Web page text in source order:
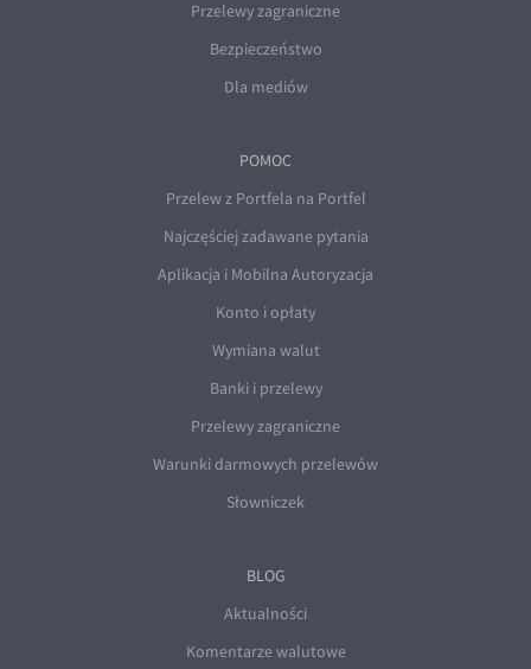
Przelewy zagraniczne
Bezpieczeństwo
Dla mediów
POMOC
Przelew z Portfela na Portfel
Najczęściej zadawane pytania
Aplikacja i Mobilna Autoryzacja
Konto i opłaty
Wymiana walut
Banki i przelewy
Przelewy zagraniczne
Warunki darmowych przelewów
Słowniczek
BLOG
Aktualności
Komentarze walutowe